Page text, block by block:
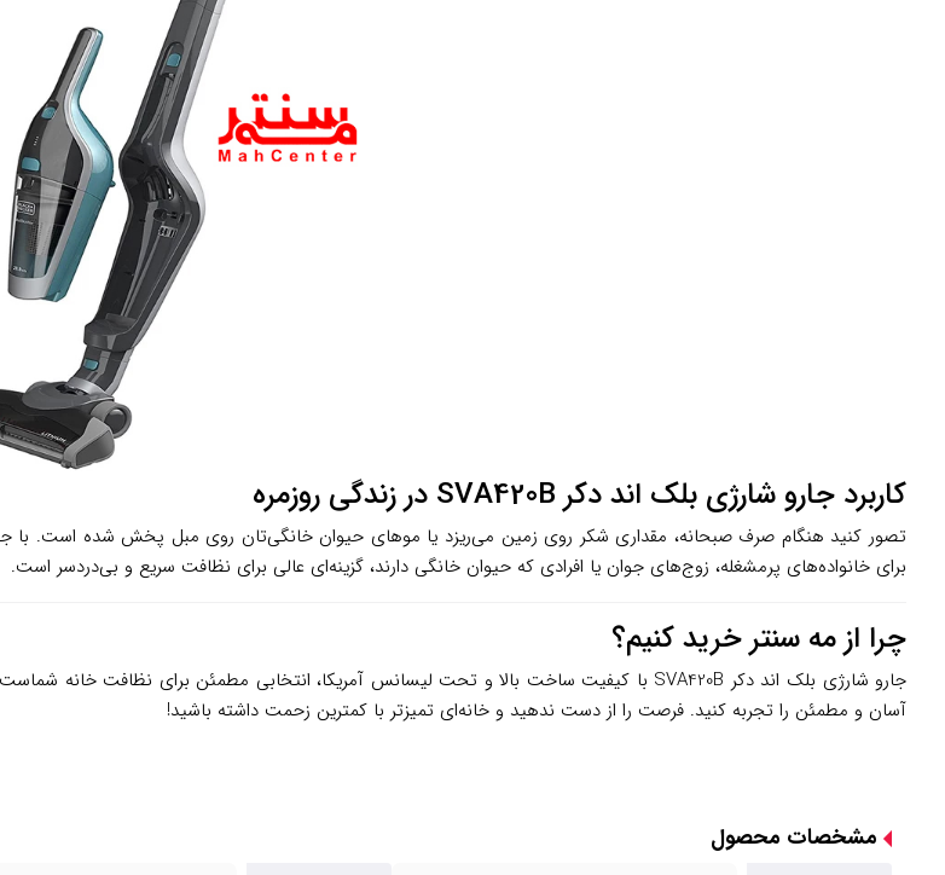
کاربرد جارو شارژی بلک اند دکر SVA420B در زندگی روزمره
برای خانواده‌های پرمشغله، زوج‌های جوان یا افرادی که حیوان خانگی دارند، گزینه‌ای عالی برای نظافت سریع و بی‌دردسر است.
چرا از مه سنتر خرید کنیم؟
جارو شارژی بلک اند دکر SVA420B با کیفیت ساخت بالا و تحت لیسانس آمریکا، انتخابی مطمئن برای نظافت خانه شماست. همین حالا این محصول را از
آسان و مطمئن را تجربه کنید. فرصت را از دست ندهید و خانه‌ای تمیزتر با کمترین زحمت داشته باشید!
مشخصات محصول